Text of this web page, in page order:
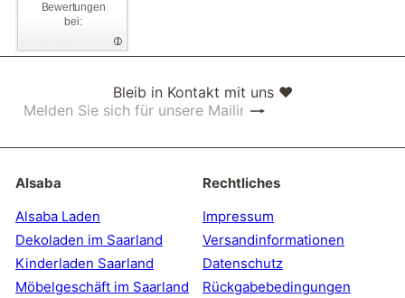
Bewertungen
bei:
Bleib in Kontakt mit uns ❤
Abonnieren
Melden
sich
unsere
Mailingliste
an
Alsaba
Alsaba Laden
Dekoladen im Saarland
Kinderladen Saarland
Möbelgeschäft im Saarland
Rechtliches
Impressum
Versandinformationen
Datenschutz
Rückgabebedingungen